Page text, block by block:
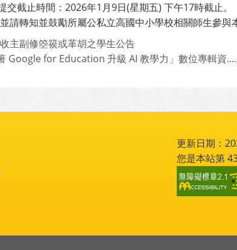
截止時間：2026年1月9日(星期五) 下午17時截止。
請轉知並鼓勵所屬公私立高國中小學校相關師生參與
主副修箜篌或革胡之學生公告
Google for Education 升級 AI 教學力」數位專輯資....
更新日期：
您是本站第